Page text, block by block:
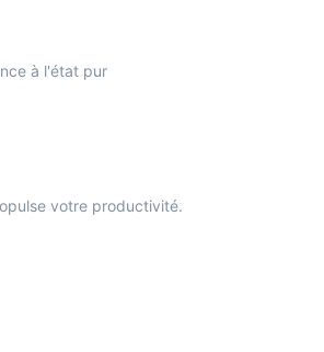
à l'état pur
votre productivité.